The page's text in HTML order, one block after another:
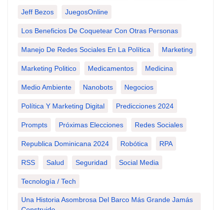
Jeff Bezos JuegosOnline
Los Beneficios De Coquetear Con Otras Personas
Manejo De Redes Sociales En La Política Marketing
Marketing Politico Medicamentos Medicina
Medio Ambiente Nanobots Negocios
Política Y Marketing Digital Predicciones 2024
Prompts Próximas Elecciones Redes Sociales
Republica Dominicana 2024 Robótica RPA
RSS Salud Seguridad Social Media
Tecnología / Tech
Una Historia Asombrosa Del Barco Más Grande Jamás